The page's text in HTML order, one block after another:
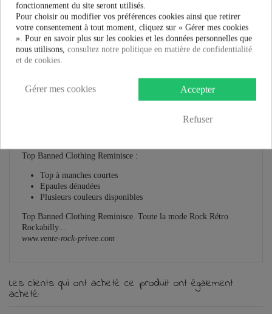
Guide des tailles
Top Banned Clothing Reminisce :
Top à manches courtes
Epaules dénudées
Plusieurs couleurs disponibles
Top Banned Clothing Reminisce. Toute la mode Rock Rétro
Rockabilly...
www.vente-rock-privee.com
Les clients qui ont acheté ce produit ont également
acheté:
fonctionnement du site seront utilisés.
Pour choisir ou modifier vos préférences cookies ainsi que retirer
votre consentement à tout moment, cliquez sur « Gérer mes cookies
». Pour en savoir plus sur les cookies et les données personnelles que
nous utilisons, consultez notre politique en matière de confidentialité
et de cookies.
Accepter
Refuser
Gérer mes cookies